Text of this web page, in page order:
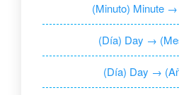
(Minuto) Minute
(Día) Day →
(Día) Day →